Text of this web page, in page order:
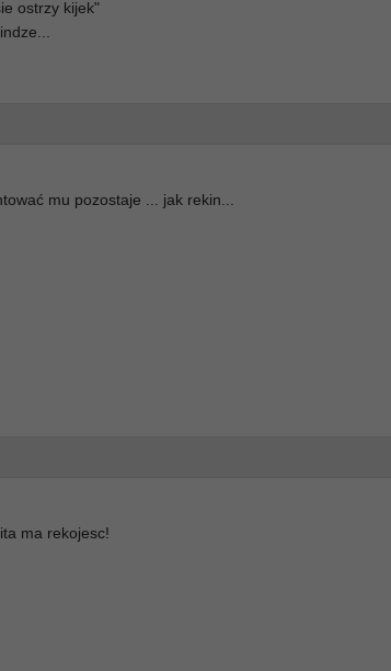
ostrzy kijek"
mu pozostaje ... jak rekin...
ma rekojesc!